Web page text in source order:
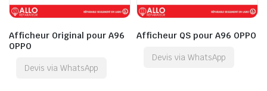
Afficheur Original pour A96
OPPO
Devis via WhatsApp
Afficheur QS pour A96 OPPO
Devis via WhatsApp